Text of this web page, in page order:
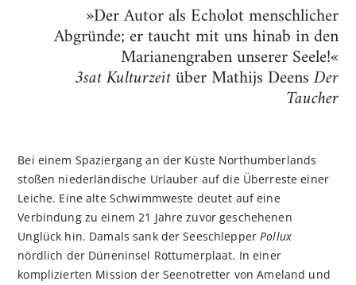
»Der Autor als Echolot menschlicher
Abgründe; er taucht mit uns hinab in den
Marianengraben unserer Seele!«
3sat Kulturzeitüber Mathijs DeensDer
Taucher
Bei einem Spaziergang an der Küste Northumberlands
stoßen niederländische Urlauber auf die Überreste einer
Leiche. Eine alte Schwimmweste deutet auf eine
Verbindung zu einem 21 Jahre zuvor geschehenen
Unglück hin. Damals sank der SeeschlepperPollux
nördlich der Düneninsel Rottumerplaat. In einer
komplizierten Mission der Seenotretter von Ameland und